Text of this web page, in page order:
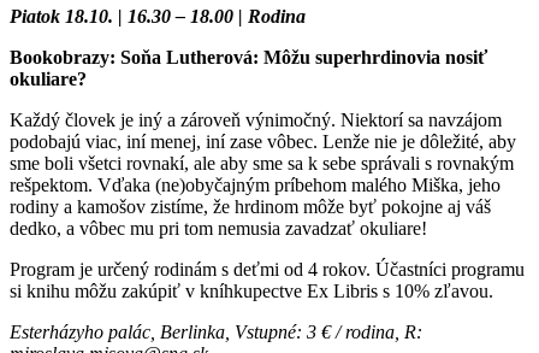
Piatok 18.10. | 16.30 – 18.00 | Rodina
Bookobrazy: Soňa Lutherová: Môžu superhrdinovia nosiť
okuliare?
Každý človek je iný a zároveň výnimočný. Niektorí sa navzájom
podobajú viac, iní menej, iní zase vôbec. Lenže nie je dôležité, aby
sme boli všetci rovnakí, ale aby sme sa k sebe správali s rovnakým
rešpektom. Vďaka (ne)obyčajným príbehom malého Miška, jeho
rodiny a kamošov zistíme, že hrdinom môže byť pokojne aj váš
dedko, a vôbec mu pri tom nemusia zavadzať okuliare!
Program je určený rodinám s deťmi od 4 rokov. Účastníci programu
si knihu môžu zakúpiť v kníhkupectve Ex Libris s 10% zľavou.
Esterházyho palác, Berlinka, Vstupné: 3 € / rodina, R: